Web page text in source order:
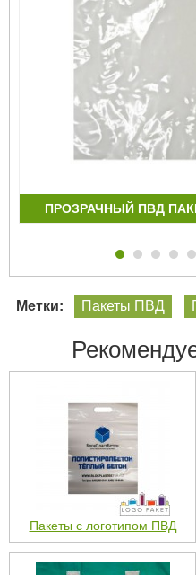
ПРОЗРАЧНЫЙ ПВД
Метки: Пакеты ПВД
Пакеты с логотипом ПВД